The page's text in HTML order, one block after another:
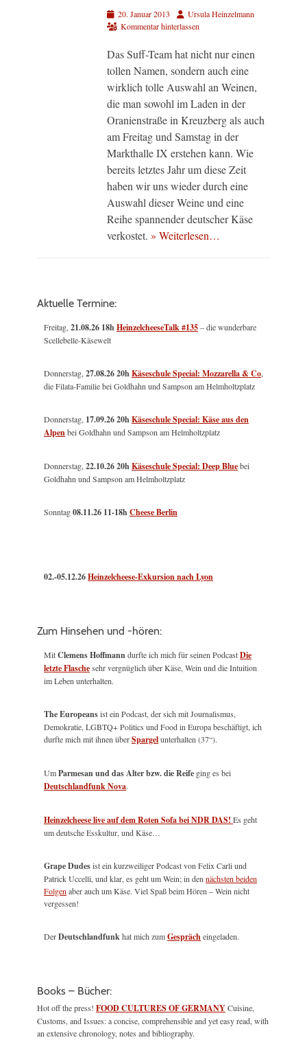
Veröffentlicht
am
20. Januar 2013 AutorUrsula Heinzelmann
Kommentar hinterlassen
Das Suff-Team hat nicht nur einen
tollen Namen, sondern auch eine
wirklich tolle Auswahl an Weinen,
die man sowohl im Laden in der
Oranienstraße in Kreuzberg als auch
am Freitag und Samstag in der
Markthalle IX erstehen kann. Wie
bereits letztes Jahr um diese Zeit
haben wir uns wieder durch eine
Auswahl dieser Weine und eine
Reihe spannender deutscher Käse
verkostet. » Weiterlesen…
Aktuelle Termine:
Freitag,21.08.26 18hHeinzelcheeseTalk #135– die wunderbare
Scellebelle-Käsewelt
Donnerstag,27.08.26 20hKäseschule Special: Mozzarella & Co,
die Filata-Familie bei Goldhahn und Sampson am Helmholtzplatz
Donnerstag, 17.09.26 20hKäseschule Special: Käse aus den
Alpenbei Goldhahn und Sampson am Helmholtzplatz
Donnerstag,22.10.26 20hKäseschule Special: Deep Bluebei
Goldhahn und Sampson am Helmholtzplatz
Sonntag08.11.26 11-18hCheese Berlin
02.-05.12.26Heinzelcheese-Exkursion nach Lyon
Zum Hinsehen und -hören:
MitClemens Hoffmanndurfte ich mich für seinen PodcastDie
letzte Flaschesehr vergnüglich über Käse, Wein und die Intuition
im Leben unterhalten.
The Europeansist ein Podcast, der sich mit Journalismus,
Demokratie, LGBTQ+ Politics und Food in Europa beschäftigt, ich
durfte mich mit ihnen überSpargelunterhalten (37“).
UmParmesan und das Alter bzw. die Reife ging es bei
Deutschlandfunk Nova.
Heinzelcheese live auf dem Roten Sofa bei NDR DAS! Es geht
um deutsche Esskultur, und Käse…
Grape Dudesist ein kurzweiliger Podcast von Felix Carli und
Patrick Uccelli, und klar, es geht um Wein; in dennächsten beiden
Folgenaber auch um Käse. Viel Spaß beim Hören – Wein nicht
vergessen!
DerDeutschlandfunkhat mich zumGesprächeingeladen.
Books – Bücher:
Hot off the press! FOOD CULTURES OF GERMANYCuisine,
Customs, and Issues: a concise, comprehensible and yet easy read, with
an extensive chronology, notes and bibliography.